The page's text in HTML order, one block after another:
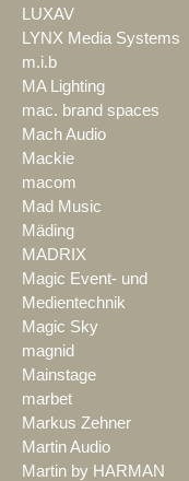
LUXAV
LYNX Media Systems
m.i.b
MA Lighting
mac. brand spaces
Mach Audio
Mackie
macom
Mad Music
Mäding
MADRIX
Magic Event- und
Medientechnik
Magic Sky
magnid
Mainstage
marbet
Markus Zehner
Martin Audio
Martin by HARMAN